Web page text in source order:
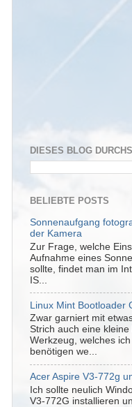
DIESES BLOG
BELIEBTE POSTS
Sonnenaufgang
der Kamera
Zur Frage, welche
Aufnahme eines
sollte, findet man im
IS...
Linux Mint Bootloader
Zwar garniert mit
Strich auch eine
Werkzeug, welches
benötigen we...
Acer Aspire V3-772g
Ich sollte neulich
V3-772G installieren